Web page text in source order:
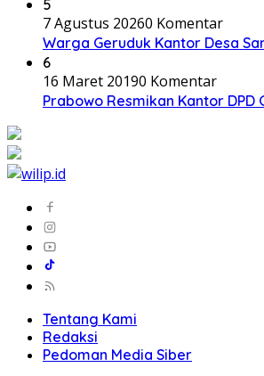
5
7 Agustus 20260 Komentar
Warga Geruduk Kantor Desa
6
16 Maret 20190 Komentar
Prabowo Resmikan Kantor DPD
Tentang Kami
Redaksi
Pedoman Media Siber